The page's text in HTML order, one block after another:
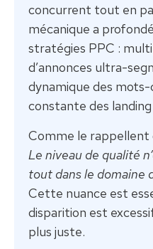
concurrent tout en
mécanique a
stratégies PPC :
d’annonces ultra-
dynamique des
constante des
Comme le
Le niveau de qualité
tout dans le domaine
Cette nuance est
disparition est
plus juste.